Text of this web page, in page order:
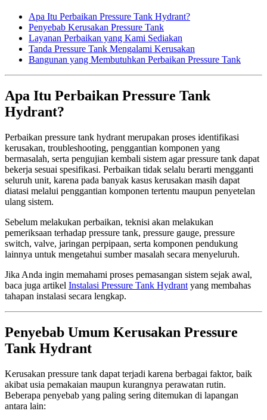
Apa Itu Perbaikan Pressure Tank Hydrant?
Penyebab Kerusakan Pressure Tank
Layanan Perbaikan yang Kami Sediakan
Tanda Pressure Tank Mengalami Kerusakan
Bangunan yang Membutuhkan Perbaikan Pressure Tank
Apa Itu Perbaikan Pressure Tank
Hydrant?
Perbaikan pressure tank hydrant merupakan proses identifikasi
kerusakan, troubleshooting, penggantian komponen yang
bermasalah, serta pengujian kembali sistem agar pressure tank dapat
bekerja sesuai spesifikasi. Perbaikan tidak selalu berarti mengganti
seluruh unit, karena pada banyak kasus kerusakan masih dapat
diatasi melalui penggantian komponen tertentu maupun penyetelan
ulang sistem.
Sebelum melakukan perbaikan, teknisi akan melakukan
pemeriksaan terhadap pressure tank, pressure gauge, pressure
switch, valve, jaringan perpipaan, serta komponen pendukung
lainnya untuk mengetahui sumber masalah secara menyeluruh.
Jika Anda ingin memahami proses pemasangan sistem sejak awal,
baca juga artikel Instalasi Pressure Tank Hydrant yang membahas
tahapan instalasi secara lengkap.
Penyebab Umum Kerusakan Pressure
Tank Hydrant
Kerusakan pressure tank dapat terjadi karena berbagai faktor, baik
akibat usia pemakaian maupun kurangnya perawatan rutin.
Beberapa penyebab yang paling sering ditemukan di lapangan
antara lain: